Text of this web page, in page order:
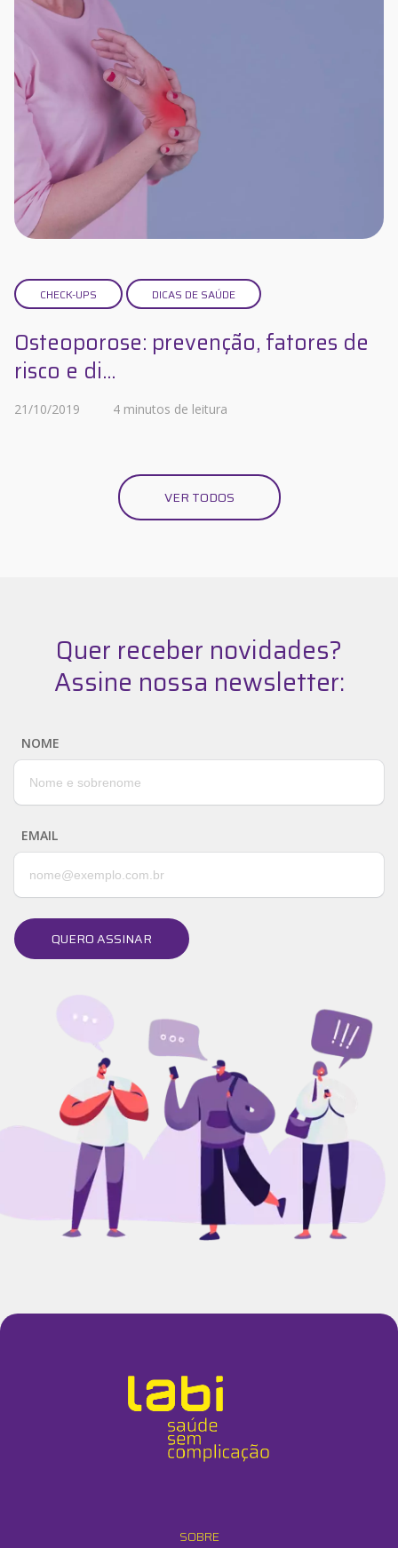
CHECK-UPS DICAS DE SAÚDE
Osteoporose: prevenção, fatores de
risco e di...
21/10/2019 4 minutos de leitura
VER TODOS
Quer receber novidades?
Assine nossa newsletter:
NOME
EMAIL
QUERO ASSINAR
SOBRE